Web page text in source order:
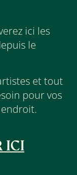
ici les
le
et tout
pour vos
ICI